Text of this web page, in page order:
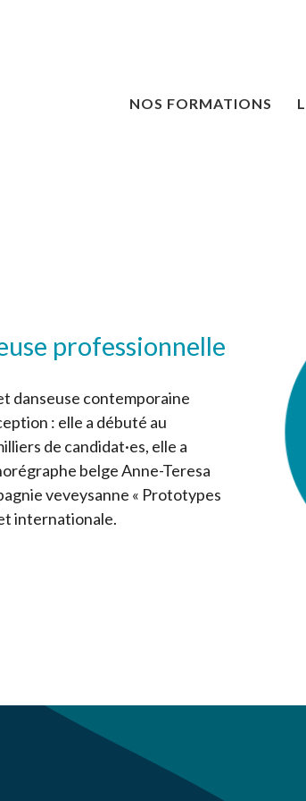
NOS FORMATIONS
professionnelle
danseuse contemporaine
: elle a débuté au
de candidat·es, elle a
belge Anne-Teresa
veveysanne « Prototypes
internationale.